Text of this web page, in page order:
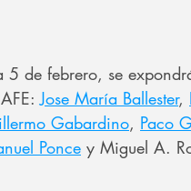
5 de febrero, se
Jose María Ballester,
Gabardino, Paco
Ponce y Miguel A.